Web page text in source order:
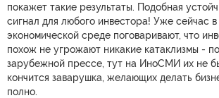
покажет такие результаты. Подобная
сигнал для любого инвестора! Уже сейчас
экономической среде поговаривают, что
похож не угрожают никакие катаклизмы -
зарубежной прессе, тут на ИноСМИ их не
кончится заварушка, желающих делать
полно.